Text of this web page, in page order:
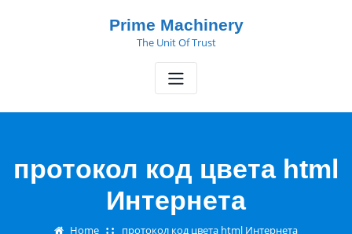
Prime Machinery
The Unit Of Trust
протокол код цвета html
Интернета
Home протокол код цвета html Интернета